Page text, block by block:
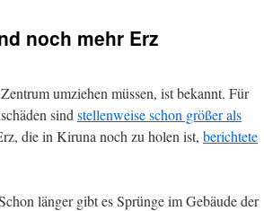
noch mehr Erz
umziehen müssen, ist bekannt. Für
sind stellenweise schon größer als
die in Kiruna noch zu holen ist, berichtete
länger gibt es Sprünge im Gebäude der